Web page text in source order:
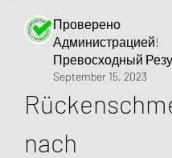
Проверено
Администрацией!
Превосходный
September 15, 2023
nach